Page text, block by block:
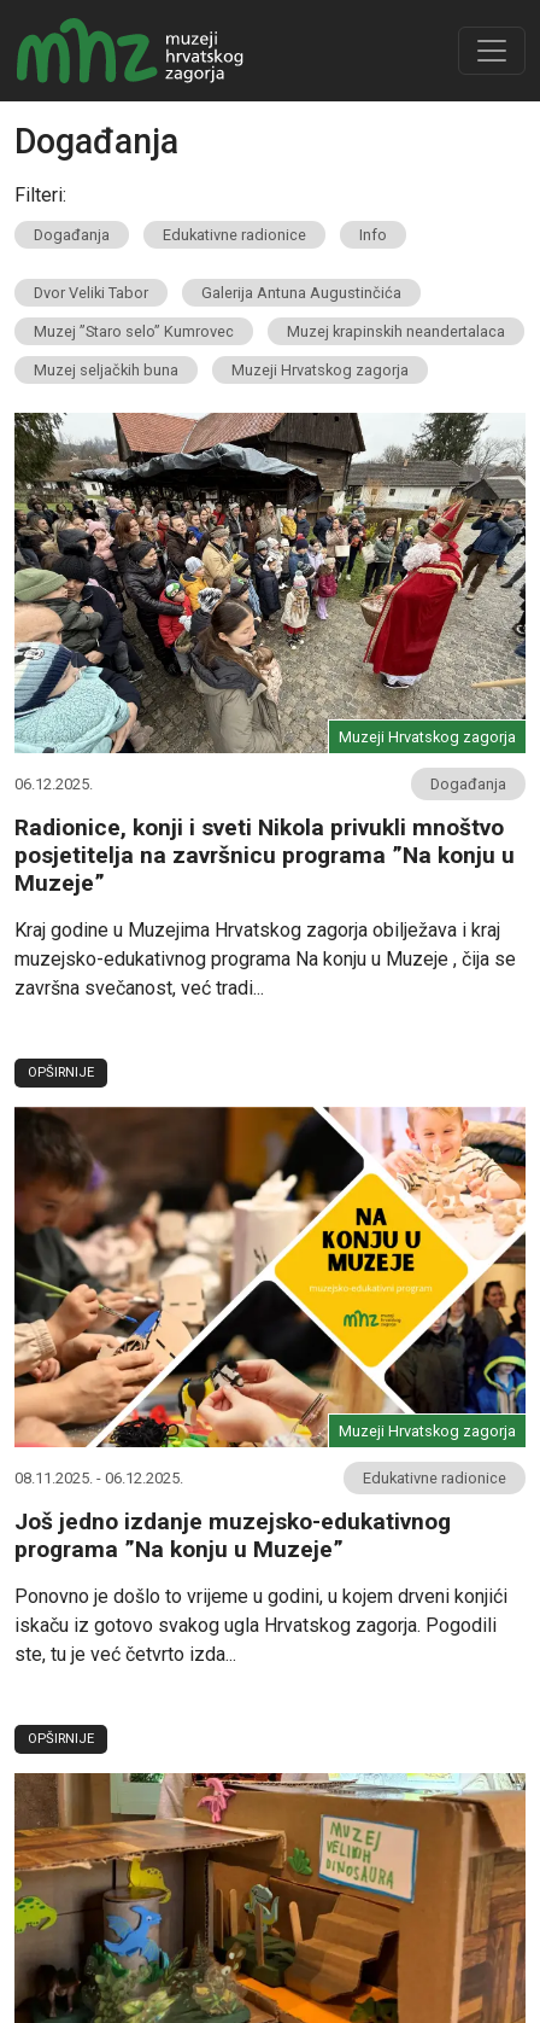
Događanja
Filteri:
Događanja Edukativne radionice Info
Dvor Veliki Tabor Galerija Antuna Augustinčića
Muzej ”Staro selo” Kumrovec Muzej krapinskih neandertalaca
Muzej seljačkih buna Muzeji Hrvatskog zagorja
Muzeji Hrvatskog zagorja
06.12.2025. Događanja
Radionice, konji i sveti Nikola privukli mnoštvo
posjetitelja na završnicu programa ”Na konju u
Muzeje”
Kraj godine u Muzejima Hrvatskog zagorja obilježava i kraj
muzejsko-edukativnog programa Na konju u Muzeje , čija se
završna svečanost, već tradi...
OPŠIRNIJE
Muzeji Hrvatskog zagorja
08.11.2025. - 06.12.2025. Edukativne radionice
Još jedno izdanje muzejsko-edukativnog
programa ”Na konju u Muzeje”
Ponovno je došlo to vrijeme u godini, u kojem drveni konjići
iskaču iz gotovo svakog ugla Hrvatskog zagorja. Pogodili
ste, tu je već četvrto izda...
OPŠIRNIJE